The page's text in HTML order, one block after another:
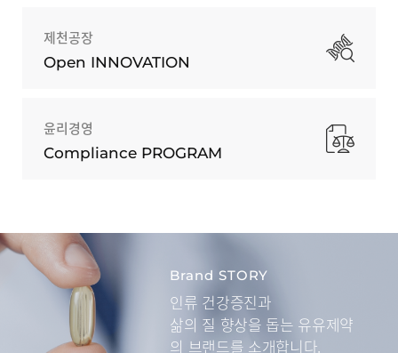
제천공장
Open INNOVATION
윤리경영
Compliance PROGRAM
Brand STORY
인류 건강증진과
삶의 질 향상을 돕는 유유제약
의 브랜드를 소개합니다.